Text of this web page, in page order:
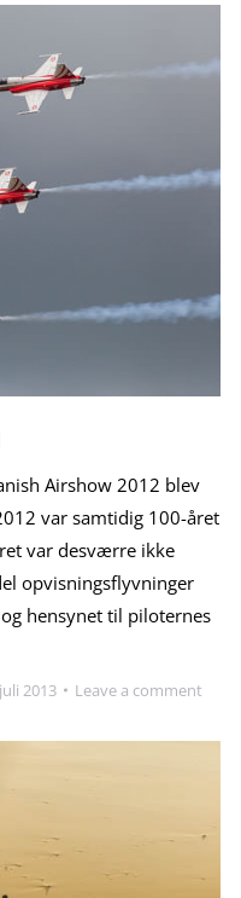
Airshow 2012 blev
var samtidig 100-året
var desværre ikke
opvisningsflyvninger
hensynet til piloternes
2013 Leave a comment